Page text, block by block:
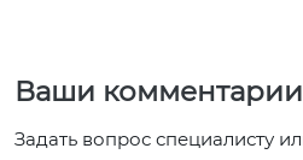
Ваши
Задать вопрос специалисту